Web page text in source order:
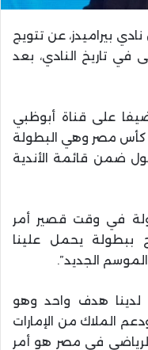
بيراميدز، عن تتويج
في تاريخ النادي، بعد
على قناة أبوظبي
كأس مصر وهي البطولة
ضمن قائمة الأندية
في وقت قصير أمر
ببطولة يحمل علينا
الجديد”.
هدف واحد وهو
الملاك من الإمارات
في مصر هو أمر